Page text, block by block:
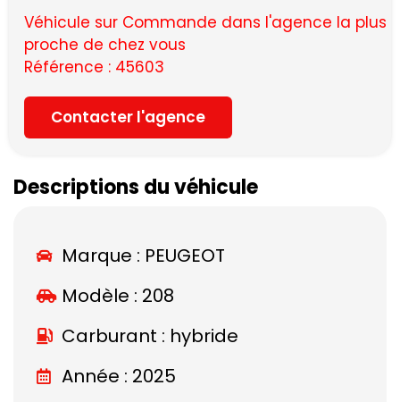
Véhicule sur Commande dans l'agence la plus
proche de chez vous
Référence : 45603
Contacter l'agence
Descriptions du véhicule
Marque : PEUGEOT
Modèle : 208
Carburant : hybride
Année : 2025